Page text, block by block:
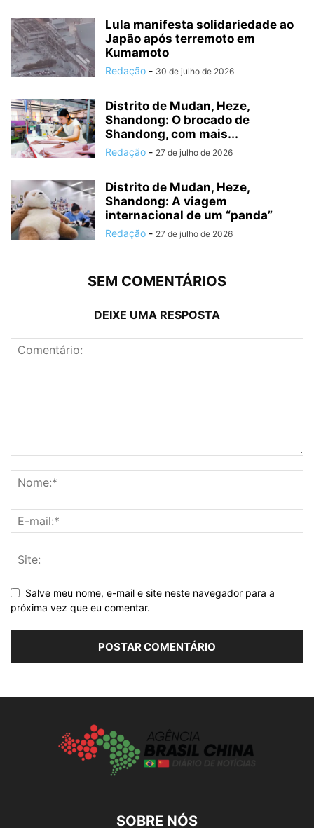
Lula manifesta solidariedade ao
Japão após terremoto em
Kumamoto
Redação - 30 de julho de 2026
Distrito de Mudan, Heze,
Shandong: O brocado de
Shandong, com mais...
Redação - 27 de julho de 2026
Distrito de Mudan, Heze,
Shandong: A viagem
internacional de um “panda”
Redação - 27 de julho de 2026
SEM COMENTÁRIOS
DEIXE UMA RESPOSTA
Salve meu nome, e-mail e site neste navegador para a
próxima vez que eu comentar.
SOBRE NÓS